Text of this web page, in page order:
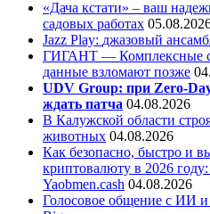
«Дача кстати» – ваш
садовых работах
Jazz Play: джазовый
ГИГАНТ — Комплексные
данные взломают позже
UDV Group: при Zero-
ждать патча 04.08.2026
В Калужской области
животных 04.08.2026
Как безопасно, быстро и
криптовалюту в 2026
Yaobmen.cash 04.08.2026
Голосовое общение с ИИ и